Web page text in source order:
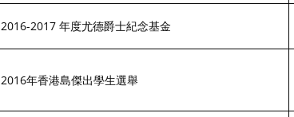
2016-2017 年度尤德爵士紀念基金
2016年香港島傑出學生選舉